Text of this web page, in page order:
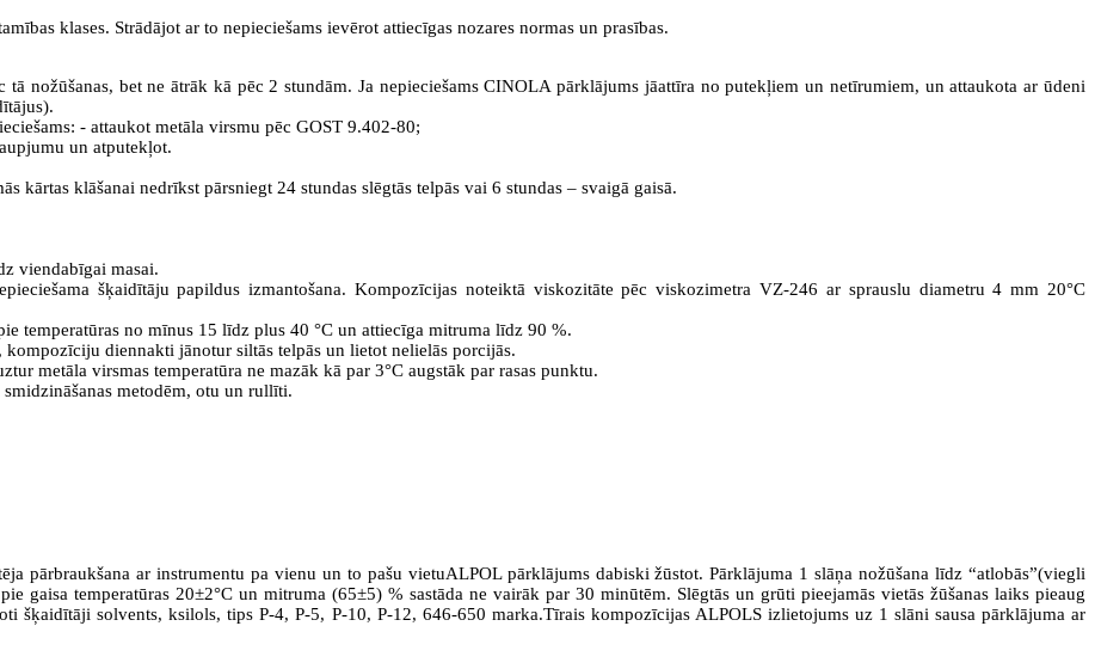
klases. Strādājot ar to nepieciešams ievērot attiecīgas nozares normas un prasības.
nožūšanas, bet ne ātrāk kā pēc 2 stundām. Ja nepieciešams CINOLA pārklājums jāattīra no putekļiem un netīrumiem, un attaukota ar ūdeni
- attaukot metāla virsmu pēc GOST 9.402-80;
un atputekļot.
kārtas klāšanai nedrīkst pārsniegt 24 stundas slēgtās telpās vai 6 stundas – svaigā gaisā.
viendabīgai masai.
šķaidītāju papildus izmantošana. Kompozīcijas noteiktā viskozitāte pēc viskozimetra VZ-246 ar sprauslu diametru 4 mm 20°C
temperatūras no mīnus 15 līdz plus 40 °C un attiecīga mitruma līdz 90 %.
diennakti jānotur siltās telpās un lietot nelielās porcijās.
metāla virsmas temperatūra ne mazāk kā par 3°C augstāk par rasas punktu.
metodēm, otu un rullīti.
pārbraukšana ar instrumentu pa vienu un to pašu vietuALPOL pārklājums dabiski žūstot. Pārklājuma 1 slāņa nožūšana līdz “atlobās”(viegli
gaisa temperatūras 20±2°C un mitruma (65±5) % sastāda ne vairāk par 30 minūtēm. Slēgtās un grūti pieejamās vietās žūšanas laiks pieaug
šķaidītāji solvents, ksilols, tips P-4, P-5, P-10, P-12, 646-650 marka.Tīrais kompozīcijas ALPOLS izlietojums uz 1 slāni sausa pārklājuma ar